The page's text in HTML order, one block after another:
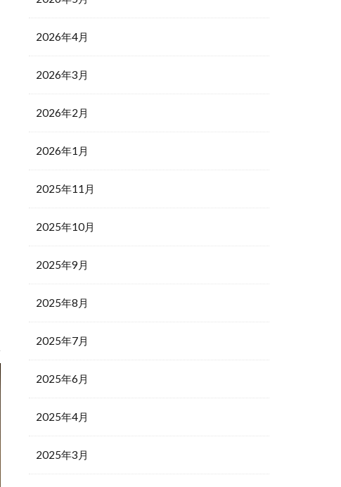
2026年4月
2026年3月
2026年2月
2026年1月
2025年11月
2025年10月
2025年9月
2025年8月
2025年7月
2025年6月
2025年4月
2025年3月